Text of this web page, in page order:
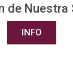
de Nuestra
INFO